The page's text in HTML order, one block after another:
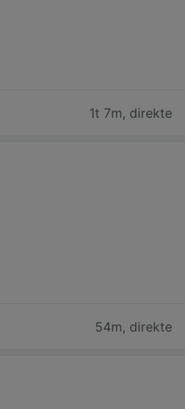
1t 7m, direkte
54m, direkte